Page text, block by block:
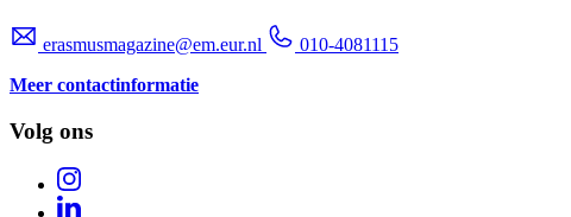
erasmusmagazine@em.eur.nl
010-4081115
Meer contactinformatie
Volg ons